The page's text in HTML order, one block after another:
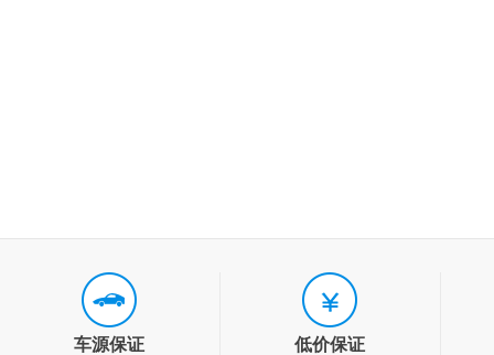
车源保证 低价保证